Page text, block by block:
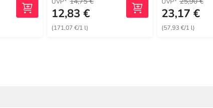
12,83 €
(171,07 €/1 l)
23,17 €
(57,93 €/1 l)